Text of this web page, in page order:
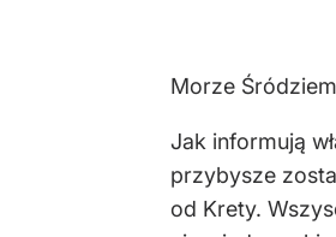
Morze
Jak informują
przybysze
od Krety.